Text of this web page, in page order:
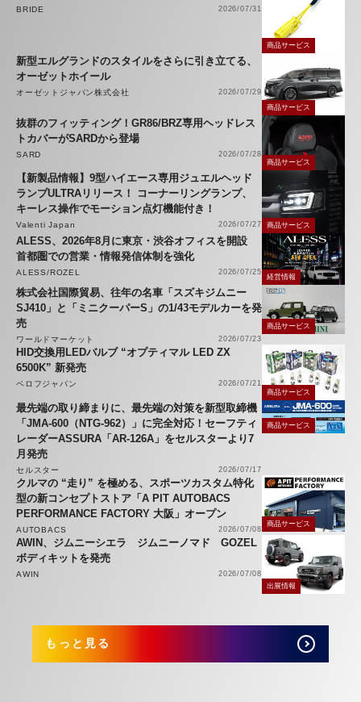
BRIDE 2026/07/31
商品サービス
新型エルグランドのスタイルをさらに引き立てる、
オーゼットホイール
オーゼットジャパン株式会社
2026/07/29
商品サービス
抜群のフィッティング！GR86/BRZ専用ヘッドレス
トカバーがSARDから登場
SARD
2026/07/28
商品サービス
【新製品情報】9型ハイエース専用ジュエルヘッド
ランプULTRAリリース！ コーナーリングランプ、
キーレス操作でモーション点灯機能付き！
Valenti Japan 2026/07/27 商品サービス
ALESS、2026年8月に東京・渋谷オフィスを開設
首都圏での営業・情報発信体制を強化
ALESS/ROZEL 2026/07/25
経営情報
株式会社国際貿易、往年の名車「スズキジムニー
SJ410」と「ミニクーパーS」の1/43モデルカーを発
売
ワールドマーケット 2026/07/23
商品サービス
HID交換用LEDバルブ “オプティマル LED ZX
6500K” 新発売
ベロフジャパン
2026/07/21
商品サービス
最先端の取り締まりに、最先端の対策を新型取締機
「JMA-600（NTG-962）」に完全対応！セーフティ
レーダーASSURA「AR-126A」をセルスターより7
月発売
セルスター 2026/07/17
商品サービス
クルマの “走り” を極める、スポーツカスタム特化
型の新コンセプトストア「A PIT AUTOBACS
PERFORMANCE FACTORY 大阪」オープン
AUTOBACS 2026/07/08
商品サービス
AWIN、ジムニーシエラ ジムニーノマド GOZEL
ボディキットを発売
AWIN
2026/07/08
出展情報
もっと見る